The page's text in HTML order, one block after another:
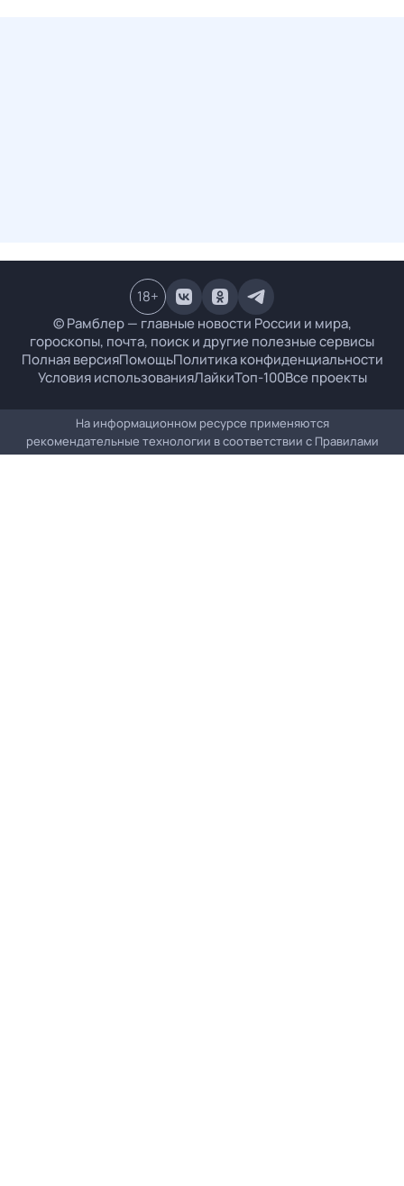
© Рамблер — главные новости России и мира,
гороскопы, почта, поиск и другие полезные сервисы
Полная версияПомощьПолитика конфиденциальности
Условия использованияЛайкиТоп-100Все проекты
18+
На информационном ресурсе применяются
рекомендательные технологии в соответствии с Правилами